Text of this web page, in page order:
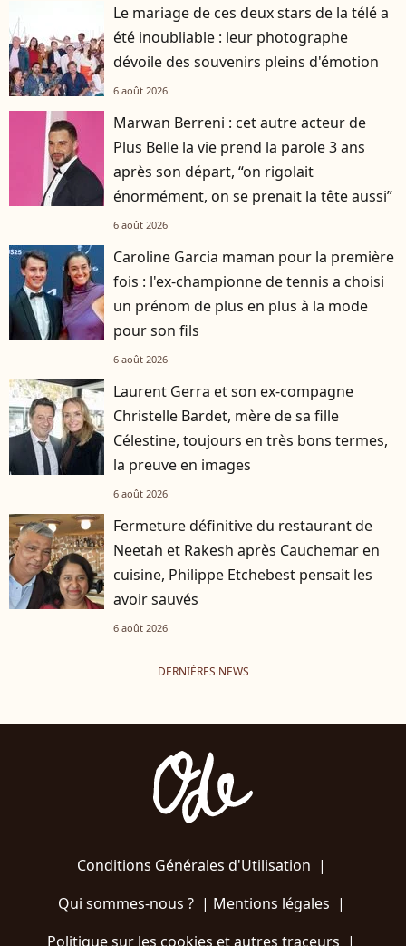
Le mariage de ces deux stars de la télé a
été inoubliable : leur photographe
dévoile des souvenirs pleins d'émotion
6 août 2026
Marwan Berreni : cet autre acteur de
Plus Belle la vie prend la parole 3 ans
après son départ, “on rigolait
énormément, on se prenait la tête aussi”
6 août 2026
Caroline Garcia maman pour la première
fois : l'ex-championne de tennis a choisi
un prénom de plus en plus à la mode
pour son fils
6 août 2026
Laurent Gerra et son ex-compagne
Christelle Bardet, mère de sa fille
Célestine, toujours en très bons termes,
la preuve en images
6 août 2026
Fermeture définitive du restaurant de
Neetah et Rakesh après Cauchemar en
cuisine, Philippe Etchebest pensait les
avoir sauvés
6 août 2026
DERNIÈRES NEWS
Conditions Générales d'Utilisation |
Qui sommes-nous ?| Mentions légales |
Politique sur les cookies et autres traceurs |